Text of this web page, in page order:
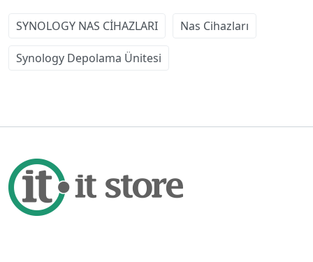
SYNOLOGY NAS CİHAZLARI Nas Cihazları
Synology Depolama Ünitesi